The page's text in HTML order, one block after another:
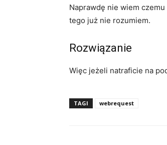
Naprawdę nie wiem czemu
tego już nie rozumiem.
Rozwiązanie
Więc jeżeli natraficie na
TAGI webrequest